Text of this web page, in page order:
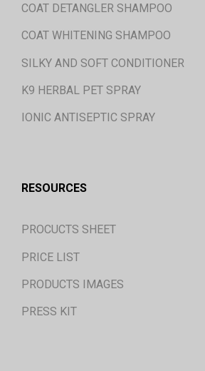
COAT DETANGLER SHAMPOO
COAT WHITENING SHAMPOO
SILKY AND SOFT CONDITIONER
K9 HERBAL PET SPRAY
IONIC ANTISEPTIC SPRAY
RESOURCES
PROCUCTS SHEET
PRICE LIST
PRODUCTS IMAGES
PRESS KIT